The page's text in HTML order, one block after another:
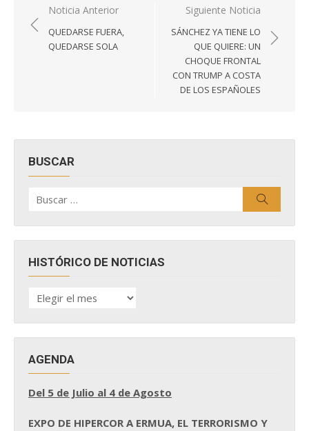
Navegación
de
entradas
Noticia Anterior
QUEDARSE FUERA,
QUEDARSE SOLA
Siguiente Noticia
SÁNCHEZ YA TIENE LO
QUE QUIERE: UN
CHOQUE FRONTAL
CON TRUMP A COSTA
DE LOS ESPAÑOLES
BUSCAR
por:
HISTÓRICO DE NOTICIAS
HISTÓRICO
DE
AGENDA
Del 5 de Julio al 4 de Agosto
EXPO DE HIPERCOR A ERMUA, EL TERRORISMO Y